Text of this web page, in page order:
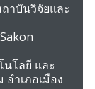
าบันวิจัยและ
นโลยี และ
ำเภอเมือง